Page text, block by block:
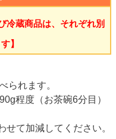
冷蔵商品は、それぞれ別
】
られます。
程度（お茶碗6分目）
て加減してください。